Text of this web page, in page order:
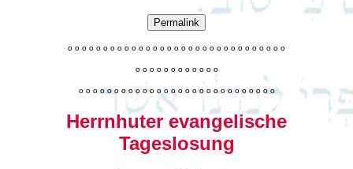
Permalink
o o o o o o o o o o o o o o o o o o o o o o o o o o o o o o o
o o o o o o o o o o o o
o o o o o o o o o o o o o o o o o o o o o o o o o o o o
Herrnhuter evangelische
Tageslosung